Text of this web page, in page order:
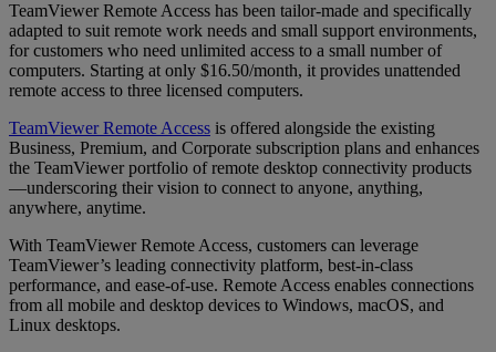
TeamViewer Remote Access has been tailor-made and specifically
adapted to suit remote work needs and small support environments,
for customers who need unlimited access to a small number of
computers. Starting at only $16.50/month, it provides unattended
remote access to three licensed computers.
TeamViewer Remote Access is offered alongside the existing
Business, Premium, and Corporate subscription plans and enhances
the TeamViewer portfolio of remote desktop connectivity products
—underscoring their vision to connect to anyone, anything,
anywhere, anytime.
With TeamViewer Remote Access, customers can leverage
TeamViewer’s leading connectivity platform, best-in-class
performance, and ease-of-use. Remote Access enables connections
from all mobile and desktop devices to Windows, macOS, and
Linux desktops.